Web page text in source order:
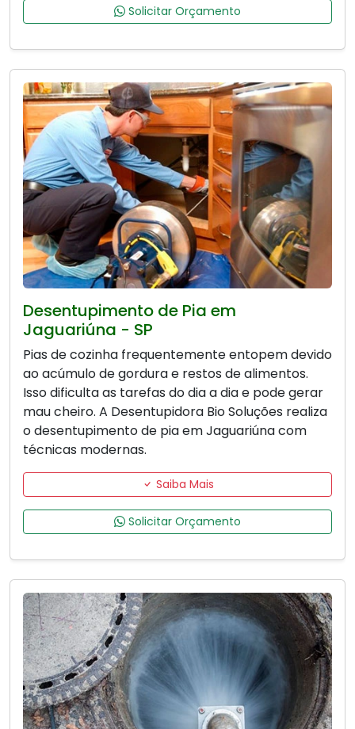
Solicitar Orçamento
Desentupimento de Pia em
Jaguariúna - SP
Pias de cozinha frequentemente entopem devido
ao acúmulo de gordura e restos de alimentos.
Isso dificulta as tarefas do dia a dia e pode gerar
mau cheiro. A Desentupidora Bio Soluções realiza
o desentupimento de pia em Jaguariúna com
técnicas modernas.
Saiba Mais
Solicitar Orçamento